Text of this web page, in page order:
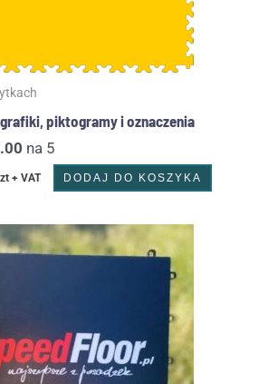
piktogramy i oznaczenia
na 5
+ VAT DODAJ DO KOSZYKA
Zakres
cen: